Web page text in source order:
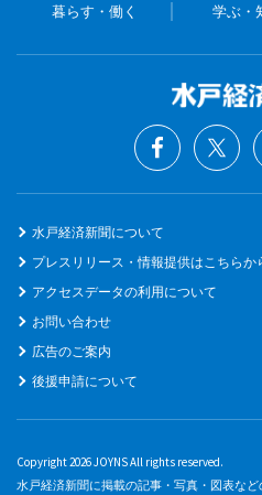
暮らす・働く 学ぶ・
水戸経済新聞について
プレスリリース・情報提供はこちらか
アクセスデータの利用について
お問い合わせ
広告のご案内
後援申請について
Copyright 2026 JOYNS All rights reserved.
水戸経済新聞に掲載の記事・写真・図表な